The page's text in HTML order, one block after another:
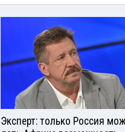
Эксперт: только Россия